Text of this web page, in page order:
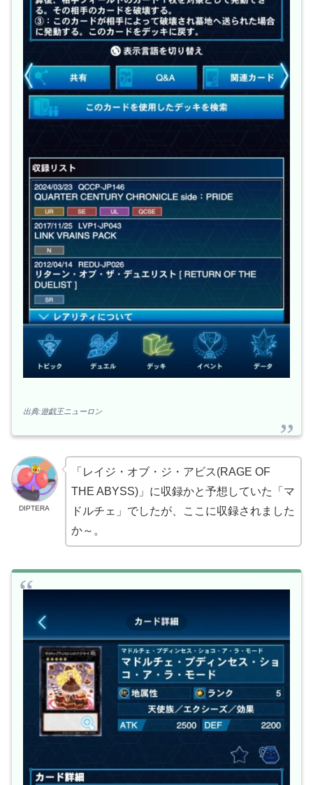
出典:遊戯王ニューロン
DIPTERA
「レイジ・オブ・ジ・アビス(RAGE OF
THE ABYSS)」に収録かと予想していた「マ
ドルチェ」でしたが、ここに収録されました
か～。